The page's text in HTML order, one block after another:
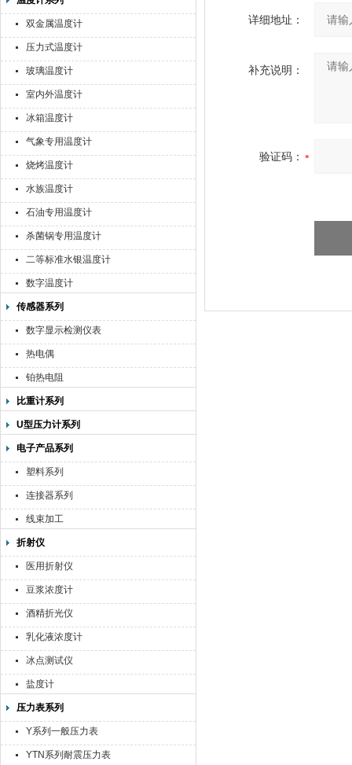
双金属温度计
压力式温度计
玻璃温度计
室内外温度计
冰箱温度计
气象专用温度计
烧烤温度计
水族温度计
石油专用温度计
杀菌锅专用温度计
二等标准水银温度计
数字温度计
传感器系列
数字显示检测仪表
热电偶
铂热电阻
比重计系列
U型压力计系列
电子产品系列
塑料系列
连接器系列
线束加工
折射仪
医用折射仪
豆浆浓度计
酒精折光仪
乳化液浓度计
冰点测试仪
盐度计
压力表系列
Y系列一般压力表
YTN系列耐震压力表
详细地址：
补充说明：
验证码：